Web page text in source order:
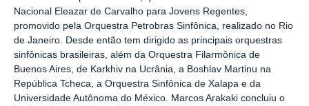
Nacional Eleazar de Carvalho para Jovens Regentes,
promovido pela Orquestra Petrobras Sinfônica, realizado no Rio
de Janeiro. Desde então tem dirigido as principais orquestras
sinfônicas brasileiras, além da Orquestra Filarmônica de
Buenos Aires, de Karkhiv na Ucrânia, a Boshlav Martinu na
República Tcheca, a Orquestra Sinfônica de Xalapa e da
Universidade Autônoma do México. Marcos Arakaki concluiu o